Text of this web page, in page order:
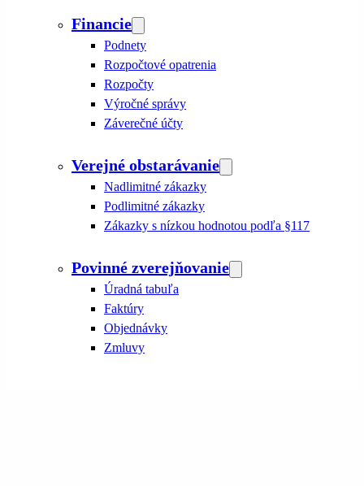
Financie
Podnety
Rozpočtové opatrenia
Rozpočty
Výročné správy
Záverečné účty
Verejné obstarávanie
Nadlimitné zákazky
Podlimitné zákazky
Zákazky s nízkou hodnotou podľa §117
Povinné zverejňovanie
Úradná tabuľa
Faktúry
Objednávky
Zmluvy